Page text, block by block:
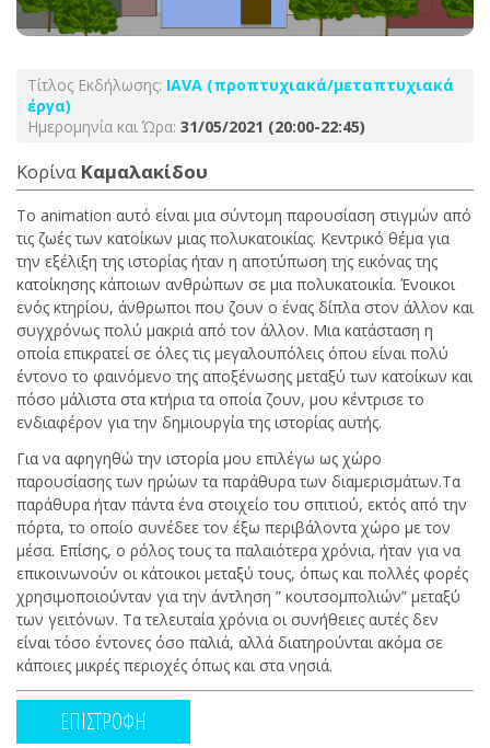
Τίτλος Εκδήλωσης: ΙΑVA (προπτυχιακά/μεταπτυχιακά
έργα)
Ημερομηνία και Ώρα: 31/05/2021 (20:00-22:45)
Κορίνα Καμαλακίδου
Το animation αυτό είναι μια σύντομη παρουσίαση στιγμών από
τις ζωές των κατοίκων μιας πολυκατοικίας. Κεντρικό θέμα για
την εξέλιξη της ιστορίας ήταν η αποτύπωση της εικόνας της
κατοίκησης κάποιων ανθρώπων σε μια πολυκατοικία. Ένοικοι
ενός κτηρίου, άνθρωποι που ζουν ο ένας δίπλα στον άλλον και
συγχρόνως πολύ μακριά από τον άλλον. Μια κατάσταση η
οποία επικρατεί σε όλες τις μεγαλουπόλεις όπου είναι πολύ
έντονο το φαινόμενο της αποξένωσης μεταξύ των κατοίκων και
πόσο μάλιστα στα κτήρια τα οποία ζουν, μου κέντρισε το
ενδιαφέρον για την δημιουργία της ιστορίας αυτής.
Για να αφηγηθώ την ιστορία μου επιλέγω ως χώρο
παρουσίασης των ηρώων τα παράθυρα των διαμερισμάτων.Τα
παράθυρα ήταν πάντα ένα στοιχείο του σπιτιού, εκτός από την
πόρτα, το οποίο συνέδεε τον έξω περιβάλοντα χώρο με τον
μέσα. Επίσης, ο ρόλος τους τα παλαιότερα χρόνια, ήταν για να
επικοινωνούν οι κάτοικοι μεταξύ τους, όπως και πολλές φορές
χρησιμοποιούνταν για την άντληση ” κουτσομπολιών” μεταξύ
των γειτόνων. Τα τελευταία χρόνια οι συνήθειες αυτές δεν
είναι τόσο έντονες όσο παλιά, αλλά διατηρούνται ακόμα σε
κάποιες μικρές περιοχές όπως και στα νησιά.
ΕΠΙΣΤΡΟΦΗ